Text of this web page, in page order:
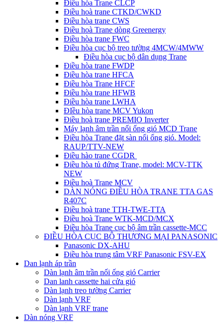
Điều hòa Trane CLCP
Điều hoà trane CTKD/CWKD
Điều hòa trane CWS
Điều hoà Trane dòng Greenergy
Điều hòa trane FWC
Điều hòa cục bộ treo tường 4MCW/4MWW
Điều hòa cục bộ dân dụng Trane
Điều hòa trane FWDP
Điều hòa trane HFCA
Điều hòa Trane HFCF
Điều hòa trane HFWB
Điều hòa trane LWHA
ĐIều hòa trane MCV Yukon
Điều hoà trane PREMIO Inverter
Máy lạnh âm trần nối ống gió MCD Trane
Điều hòa Trane đặt sàn nối ống gió. Model:
RAUP/TTV-NEW
Điều hào trane CGDR
Điều hòa tủ đứng Trane, model: MCV-TTK
NEW
Điều hoà Trane MCV
DÀN NÓNG ĐIỀU HÒA TRANE TTA GAS
R407C
Điều hoà trane TTH-TWE-TTA
Điều hoà Trane WTK-MCD/MCX
Điều hòa Trane cục bộ âm trần cassette-MCC
ĐIỀU HÒA CỤC BỘ THƯƠNG MẠI PANASONIC
Panasonic DX-AHU
Điều hòa trung tâm VRF Panasonic FSV-EX
Dan lạnh áp trần
Dàn lạnh âm trần nối ống gió Carrier
Dan lanh cassette hai cửa gió
Dàn lạnh treo tường Carrier
Dàn lạnh VRF
Dàn lạnh VRF trane
Dàn nóng VRF